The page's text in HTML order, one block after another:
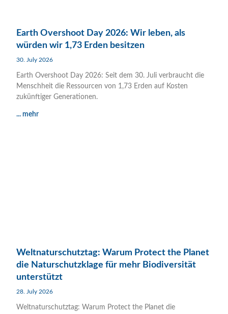
Earth Overshoot Day 2026: Wir leben, als
würden wir 1,73 Erden besitzen
30. July 2026
Earth Overshoot Day 2026: Seit dem 30. Juli verbraucht die
Menschheit die Ressourcen von 1,73 Erden auf Kosten
zukünftiger Generationen.
... mehr
Weltnaturschutztag: Warum Protect the Planet
die Naturschutzklage für mehr Biodiversität
unterstützt
28. July 2026
Weltnaturschutztag: Warum Protect the Planet die